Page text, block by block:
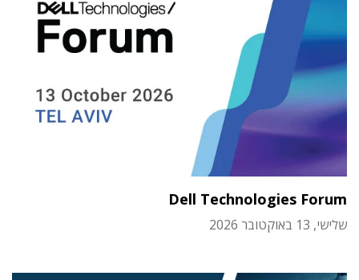
Dell Technologies Forum
שלישי, 13 באוקטובר 2026